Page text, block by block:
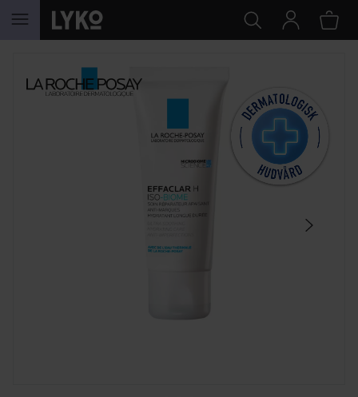
HOPPA TILL INNEHÅLLET
HOPPA ÖVER SEKTIONEN